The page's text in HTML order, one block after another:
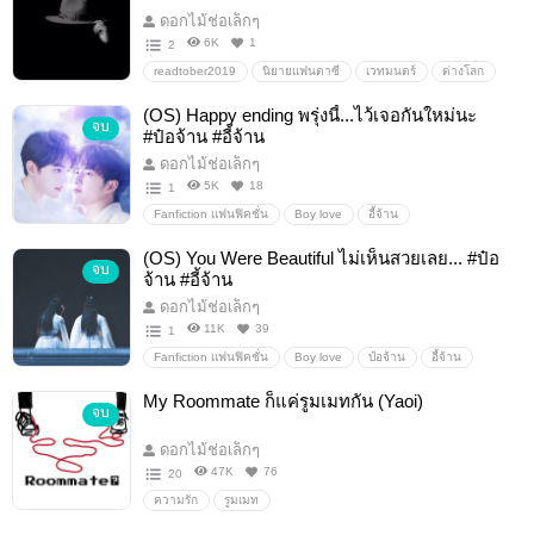
ดอกไม้ช่อเล็กๆ
2 6K 1
readtober2019 นิยายแฟนตาซี เวทมนตร์ ต่างโลก
ดรามา โรแมนติก ปีศาจ
จบ
(OS) Happy ending พรุ่งนี้...ไว้เจอกันใหม่นะ
#ป๋อจ้าน #อี้จ้าน
ดอกไม้ช่อเล็กๆ
1 5K 18
Fanfiction แฟนฟิคชั่น Boy love อี้จ้าน
จบ
(OS) You Were Beautiful ไม่เห็นสวยเลย... #ป๋อ
จ้าน #อี้จ้าน
ดอกไม้ช่อเล็กๆ
1 11K 39
Fanfiction แฟนฟิคชั่น Boy love ป๋อจ้าน อี้จ้าน
จบ
My Roommate ก็แค่รูมเมทกัน (Yaoi)
ดอกไม้ช่อเล็กๆ
20 47K 76
ความรัก รูมเมท